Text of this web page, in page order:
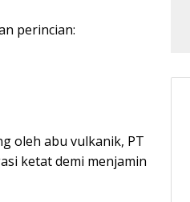
perincian:
oleh abu vulkanik, PT
ketat demi menjamin